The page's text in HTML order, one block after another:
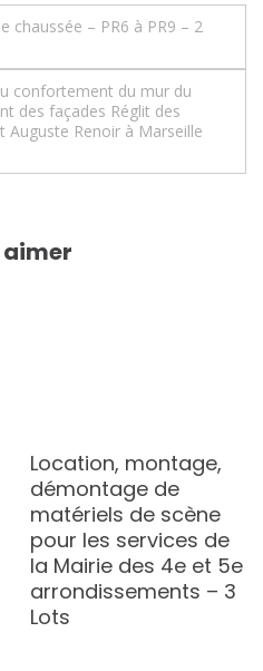
chaussée – PR6 à PR9 – 2
confortement du mur du
des façades Réglit des
Auguste Renoir à Marseille
aimer
Location, montage,
démontage de
matériels de scène
pour les services de
la Mairie des 4e et 5e
arrondissements – 3
Lots